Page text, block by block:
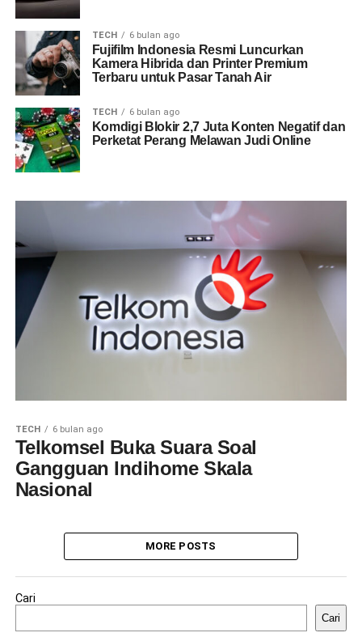
TECH 6 bulan ago
Fujifilm Indonesia Resmi Luncurkan
Kamera Hibrida dan Printer Premium
Terbaru untuk Pasar Tanah Air
TECH 6 bulan ago
Komdigi Blokir 2,7 Juta Konten Negatif dan
Perketat Perang Melawan Judi Online
TECH 6 bulan ago
Telkomsel Buka Suara Soal
Gangguan Indihome Skala
Nasional
MORE POSTS
Cari
Cari